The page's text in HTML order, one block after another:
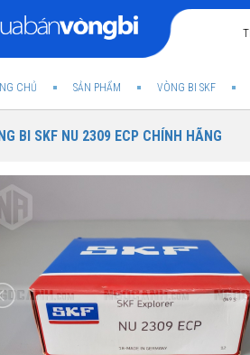
CHỦ SẢN PHẨM VÒNG BI SKF
BI SKF NU 2309 ECP CHÍNH HÃNG